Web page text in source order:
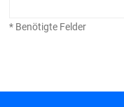
* Benötigte Felder